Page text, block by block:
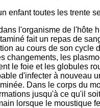
enfant toutes les trente
l'organisme de l'hôte
fait un repas de
au cours de son cycle
changements, les
le foie et les globules
d'infecter à nouveau
Dans le corps du
jusqu'à ce qu'il
lorsque le moustique